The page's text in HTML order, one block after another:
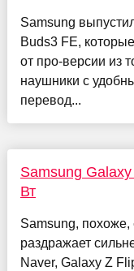
Samsung
Buds3 FE,
от про-версии из
наушники с
перевод...
Samsung
Вт
Samsung, похоже,
раздражает
Naver, Galaxy Z